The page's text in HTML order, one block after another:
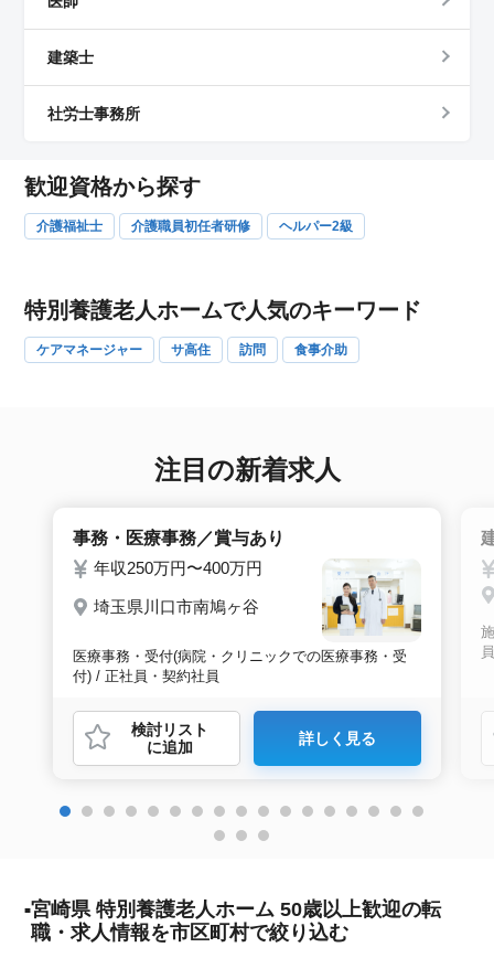
建築士
社労士事務所
歓迎資格から探す
介護福祉士 介護職員初任者研修 ヘルパー2級
特別養護老人ホームで人気のキーワード
ケアマネージャー サ高住 訪問 食事介助
注目の新着求人
事務・医療事務／賞与あり
年収250万円〜400万円
埼玉県川口市南鳩ヶ谷
医療事務・受付(病院・クリニックでの医療事務・受
付) / 正社員・契約社員
検討リスト
に追加
詳しく見る
員
宮崎県 特別養護老人ホーム 50歳以上歓迎の転
職・求人情報を市区町村で絞り込む